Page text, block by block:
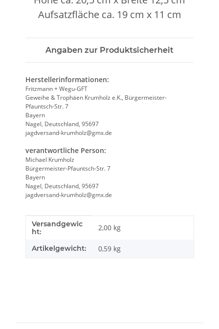
Aufsatzfläche ca. 19 cm x 11 cm
Angaben zur Produktsicherheit
Herstellerinformationen:
Fritzmann + Wegu-GFT
Geweihe & Trophäen Krumholz e.K., Bürgermeister-
Pfauntsch-Str. 7
Bayern
Nagel, Deutschland, 95697
jagdversand-krumholz@gmx.de
verantwortliche Person:
Michael Krumholz
Bürgermeister-Pfauntsch-Str. 7
Bayern
Nagel, Deutschland, 95697
jagdversand-krumholz@gmx.de
Produkteigenschaft
Wert
Versandgewic
ht:
2,00 kg
Artikelgewicht: 0,59 kg